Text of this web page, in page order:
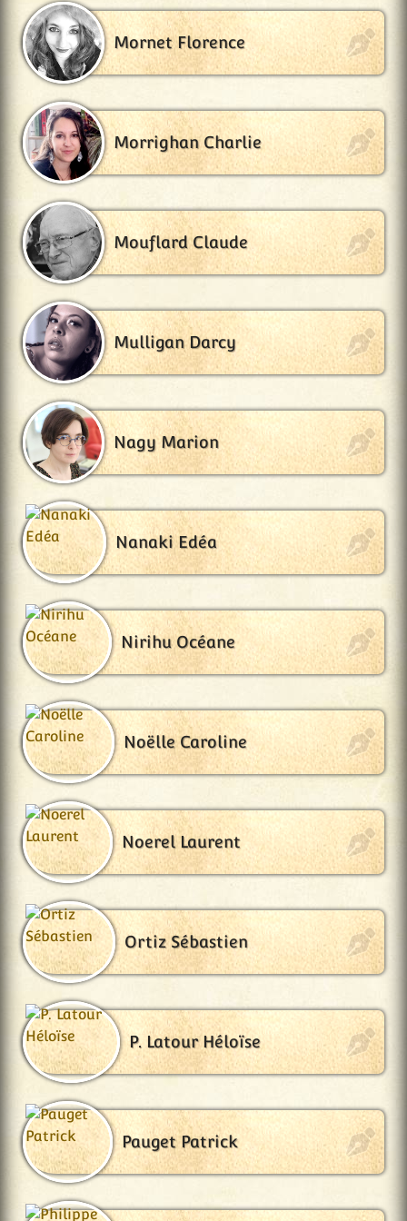
Mornet Florence
Morrighan Charlie
Mouflard Claude
Mulligan Darcy
Nagy Marion
Nanaki Edéa
Nirihu Océane
Noëlle Caroline
Noerel Laurent
Ortiz Sébastien
P. Latour Héloïse
Pauget Patrick